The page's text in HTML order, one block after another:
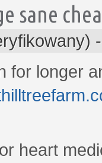
sane
for longer
heart